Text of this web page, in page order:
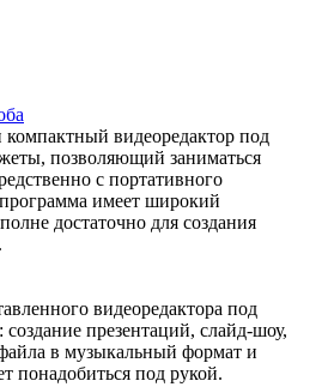
видеоредактор под
позволяющий заниматься
с портативного
имеет широкий
достаточно для создания
видеоредактора под
презентаций, слайд-шоу,
в музыкальный формат и
понадобиться под рукой.